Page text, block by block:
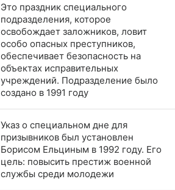
Это праздник специального
подразделения, которое
освобождает заложников, ловит
особо опасных преступников,
обеспечивает безопасность на
объектах исправительных
учреждений. Подразделение было
создано в 1991 году
Указ о специальном дне для
призывников был установлен
Борисом Ельциным в 1992 году. Его
цель: повысить престиж военной
службы среди молодежи